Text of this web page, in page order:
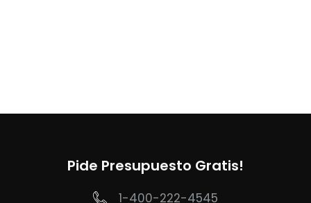
Pide Presupuesto Gratis!
1-400-222-4545